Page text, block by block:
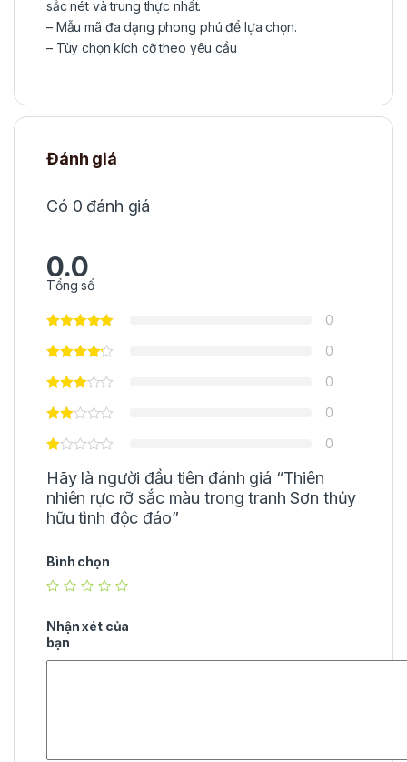
sắc nét và trung thực nhất.
– Mẫu mã đa dạng phong phú để lựa chọn.
– Tùy chọn kích cỡ theo yêu cầu
Đánh giá
Có 0 đánh giá
0.0
Tổng số
0
0
0
0
0
Hãy là người đầu tiên đánh giá “Thiên
nhiên rực rỡ sắc màu trong tranh Sơn thủy
hữu tình độc đáo”
Bình chọn
Nhận xét của
bạn